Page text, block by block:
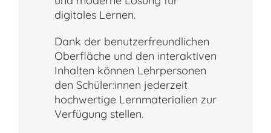
digitales Lernen.
Dank der benutzerfreundlichen
Oberfläche und den interaktiven
Inhalten können Lehrpersonen
den Schüler:innen jederzeit
hochwertige Lernmaterialien zur
Verfügung stellen.